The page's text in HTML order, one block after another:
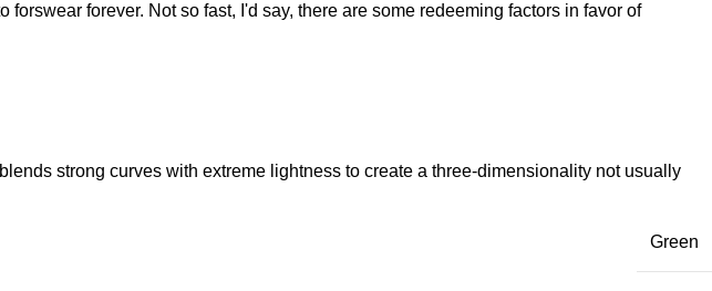
forever. Not so fast, I'd say, there are some redeeming factors in favor of
strong curves with extreme lightness to create a three-dimensionality not usually
Green